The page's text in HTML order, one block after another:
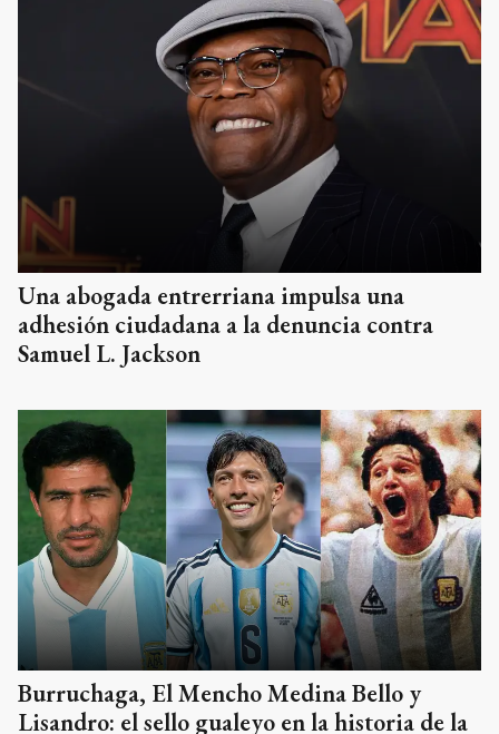
Una abogada entrerriana impulsa una
adhesión ciudadana a la denuncia contra
Samuel L. Jackson
Burruchaga, El Mencho Medina Bello y
Lisandro: el sello gualeyo en la historia de la